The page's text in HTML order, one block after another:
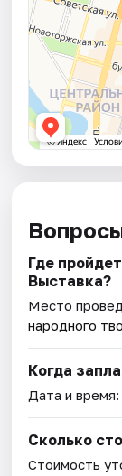
Где
Выставка?
Место
народного
Когда
Дата и
Сколько
Стоимость